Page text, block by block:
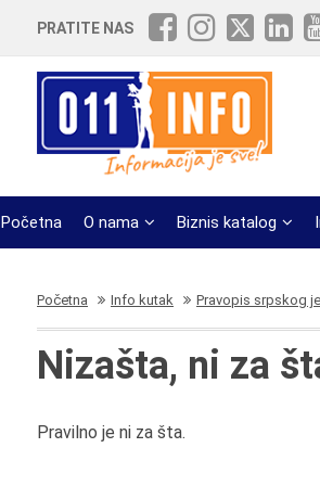
PRATITE NAS
Početna O nama Biznis katalog
Početna Info kutak Pravopis srpskog
Nizašta, ni za
Pravilno je ni za šta.